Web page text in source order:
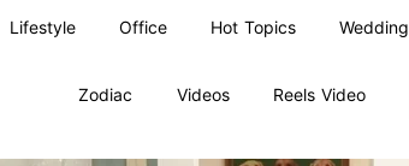
Lifestyle Office Hot Topics Wedding
Zodiac Videos Reels Video